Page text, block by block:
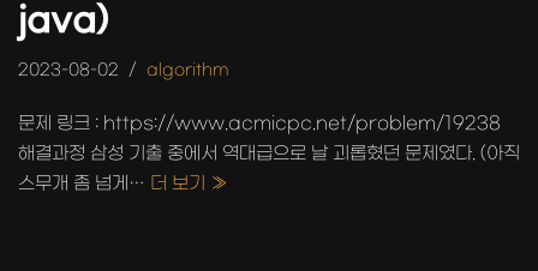
java)
2023-08-02 algorithm
문제 링크 : https://www.acmicpc.net/problem/19238
해결과정 삼성 기출 중에서 역대급으로 날 괴롭혔던 문제였다. (아직
스무개 좀 넘게… 더 보기 »